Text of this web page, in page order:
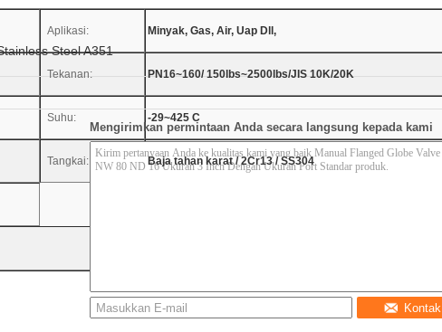
Aplikasi: Minyak, Gas, Air, Uap Dll,
Tekanan: PN16~160/ 150lbs~2500lbs/JIS 10K/20K
Suhu: -29~425 C
Tangkai: Baja tahan karat / 2Cr13 / SS304
Steel A351
Mengirimkan permintaan Anda secara langsung kepada kami
Kontak